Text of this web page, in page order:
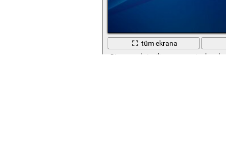
tüm ekrana
Diyagonal çizgili soyut mavi arka plan